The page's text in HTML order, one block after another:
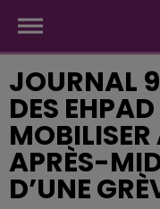
JOURNAL
DES
MOBILISER
APRÈS-
D’UNE